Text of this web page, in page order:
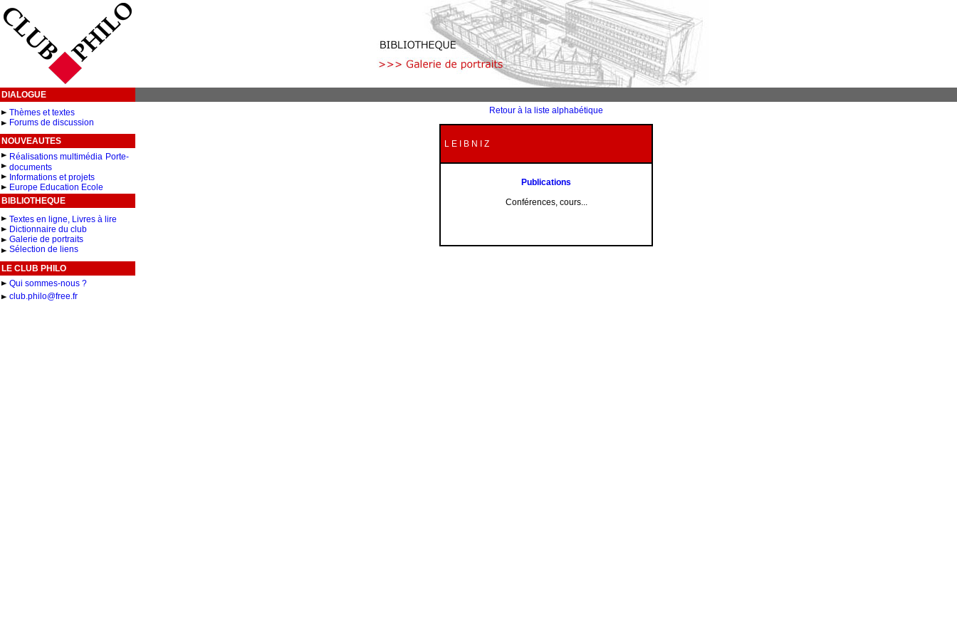
DIALOGUE
Thèmes et textes
Forums de discussion
NOUVEAUTES
Réalisations multimédia Porte-
documents
Informations et projets
Europe Education Ecole
BIBLIOTHEQUE
Textes en ligne, Livres à lire
Dictionnaire du club
Galerie de portraits
Sélection de liens
LE CLUB PHILO
Qui sommes-nous ?
club.philo@free.fr
Retour à la liste alphabétique
L E I B N I Z
Publications
Conférences, cours...